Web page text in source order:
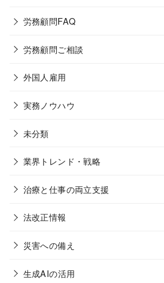
労務顧問FAQ
労務顧問ご相談
外国人雇用
実務ノウハウ
未分類
業界トレンド・戦略
治療と仕事の両立支援
法改正情報
災害への備え
生成AIの活用